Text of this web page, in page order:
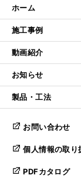
ホーム
施工事例
動画紹介
お知らせ
製品・工法
お問い合わせ
個人情報の取り
PDFカタログ